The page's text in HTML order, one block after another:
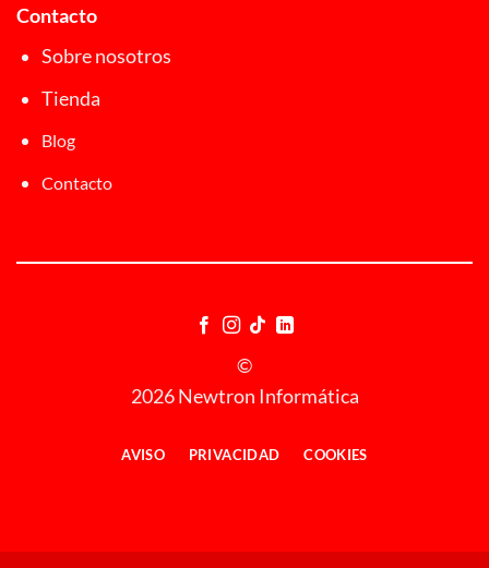
Contacto
Sobre nosotros
Tienda
Blog
Contacto
©
2026 Newtron Informática
AVISO PRIVACIDAD COOKIES